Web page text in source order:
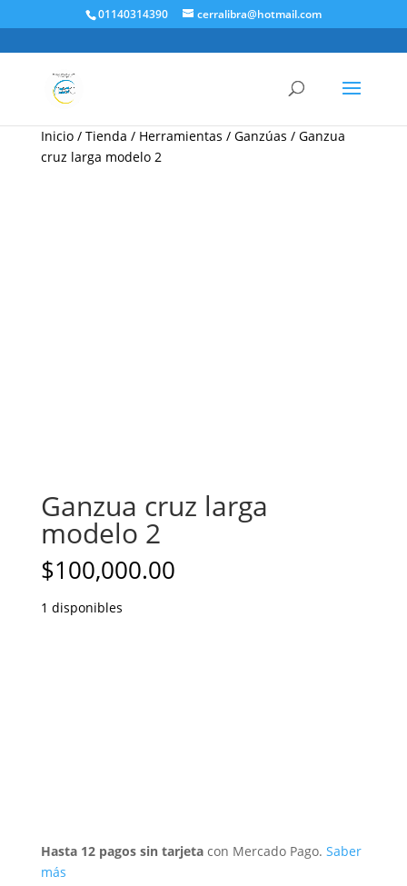
01140314390 cerralibra@hotmail.com
Inicio/ Tienda / Herramientas / Ganzúas / Ganzua
cruz larga modelo 2
Ganzua cruz larga
modelo 2
$100,000.00
1 disponibles
Hasta 12 pagos sin tarjetacon Mercado Pago. Saber
más